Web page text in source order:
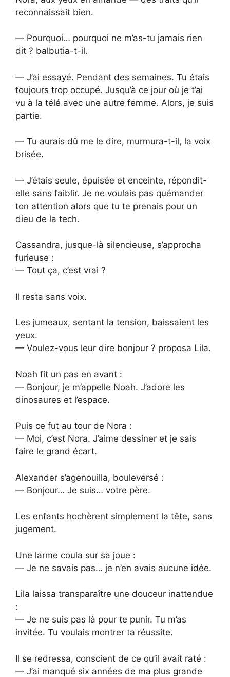
reconnaissait bien.
— Pourquoi… pourquoi ne m’as-tu jamais rien
dit ? balbutia-t-il.
— J’ai essayé. Pendant des semaines. Tu étais
toujours trop occupé. Jusqu’à ce jour où je t’ai
vu à la télé avec une autre femme. Alors, je suis
partie.
— Tu aurais dû me le dire, murmura-t-il, la voix
brisée.
— J’étais seule, épuisée et enceinte, répondit-
elle sans faiblir. Je ne voulais pas quémander
ton attention alors que tu te prenais pour un
dieu de la tech.
Cassandra, jusque-là silencieuse, s’approcha
furieuse :
— Tout ça, c’est vrai ?
Il resta sans voix.
Les jumeaux, sentant la tension, baissaient les
yeux.
— Voulez-vous leur dire bonjour ? proposa Lila.
Noah fit un pas en avant :
— Bonjour, je m’appelle Noah. J’adore les
dinosaures et l’espace.
Puis ce fut au tour de Nora :
— Moi, c’est Nora. J’aime dessiner et je sais
faire le grand écart.
Alexander s’agenouilla, bouleversé :
— Bonjour… Je suis… votre père.
Les enfants hochèrent simplement la tête, sans
jugement.
Une larme coula sur sa joue :
— Je ne savais pas… je n’en avais aucune idée.
Lila laissa transparaître une douceur inattendue
:
— Je ne suis pas là pour te punir. Tu m’as
invitée. Tu voulais montrer ta réussite.
Il se redressa, conscient de ce qu’il avait raté :
— J’ai manqué six années de ma plus grande